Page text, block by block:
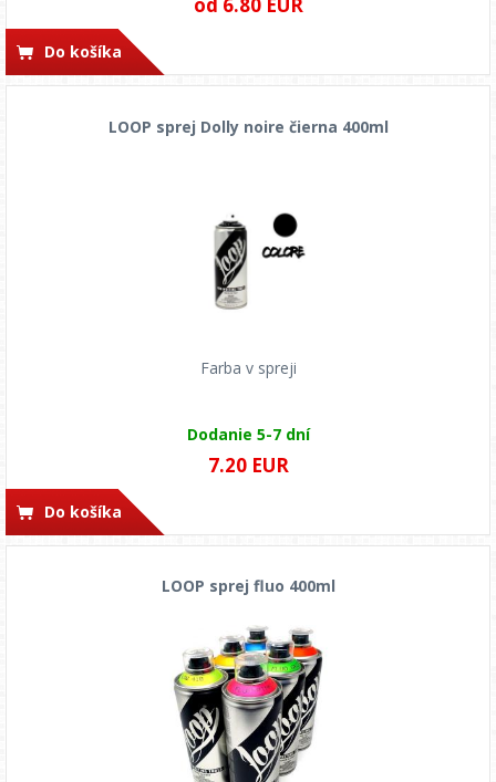
od 6.80 EUR
Do košíka
LOOP sprej Dolly noire čierna 400ml
Farba v spreji
Dodanie 5-7 dní
7.20 EUR
Do košíka
LOOP sprej fluo 400ml